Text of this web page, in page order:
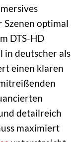
Szenen optimal
DTS-HD
in deutscher als
einen klaren
detailreich
maximiert